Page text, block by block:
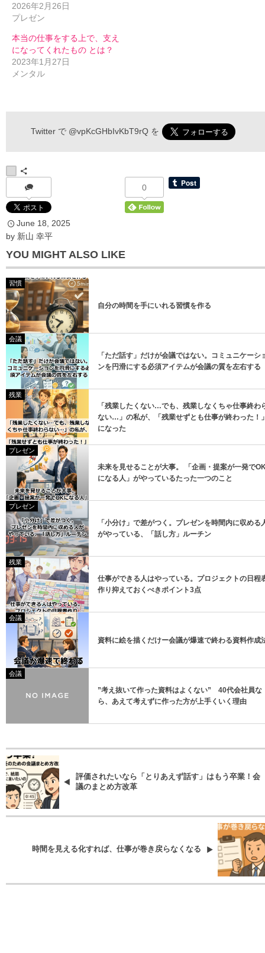
2026年2月26日
プレゼン
本当の仕事をする上で、支え
になってくれたもの とは？
2023年1月27日
メンタル
お名前 *
メールアドレス
登録
Twitter で @vpKcGHbIvKbT9rQ を
0
June 18
2025
by 新山 幸平
YOU MIGHT ALSO LIKE
習慣
自分の時間を手にいれる習慣を作る
会議
「ただ話す」だけが会議ではない。コミュニケーシ
ンを円滑にする必須アイテムが会議の質を左右する
残業
「残業したくない…でも、残業しなくちゃ仕事終わ
ない…」の私が、「残業せずとも仕事が終わった！
になった
プレゼン
未来を見せることが大事。 「企画・提案が一発で
になる人」がやっているたった一つのこと
プレゼン
「小分け」で差がつく。プレゼンを時間内に収める
がやっている、「話し方」ルーチン
残業
仕事ができる人はやっている。プロジェクトの日程
作り抑えておくべきポイント3点
会議
資料に絵を描くだけー会議が爆速で終わる資料作成
会議
”考え抜いて作った資料はよくない” 40代会社員な
ら、あえて考えずに作った方が上手くいく理由
評価されたいなら「とりあえず話す」はもう卒業！会
議のまとめ方改革
時間を見える化すれば、仕事が巻き戻らなくなる